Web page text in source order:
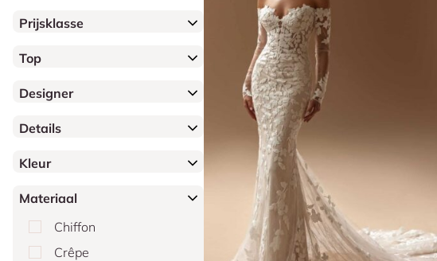
Prijsklasse
Top
Designer
Details
Kleur
Materiaal
Chiffon
Crêpe